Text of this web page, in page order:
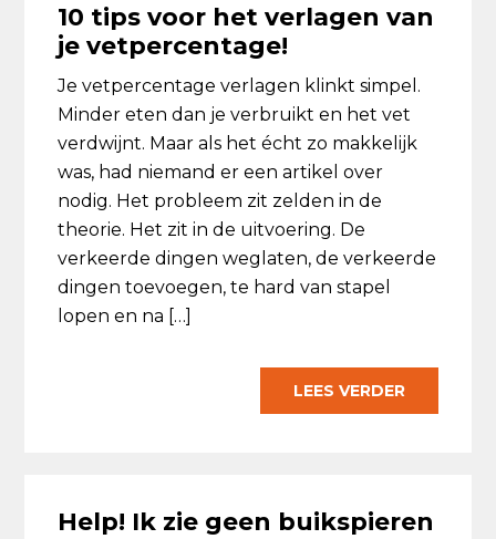
10 tips voor het verlagen van
je vetpercentage!
Je vetpercentage verlagen klinkt simpel.
Minder eten dan je verbruikt en het vet
verdwijnt. Maar als het écht zo makkelijk
was, had niemand er een artikel over
nodig. Het probleem zit zelden in de
theorie. Het zit in de uitvoering. De
verkeerde dingen weglaten, de verkeerde
dingen toevoegen, te hard van stapel
lopen en na […]
LEES VERDER
Help! Ik zie geen buikspieren